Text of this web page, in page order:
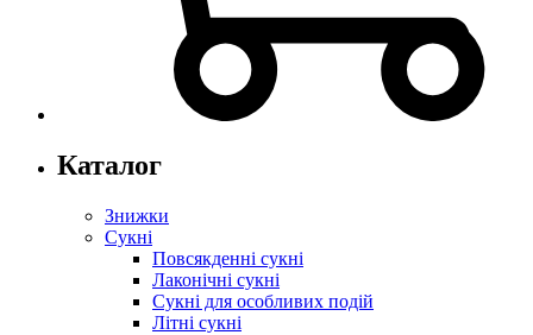
Каталог
Знижки
Сукні
Повсякденні сукні
Лаконічні сукні
Сукні для особливих подій
Літні сукні